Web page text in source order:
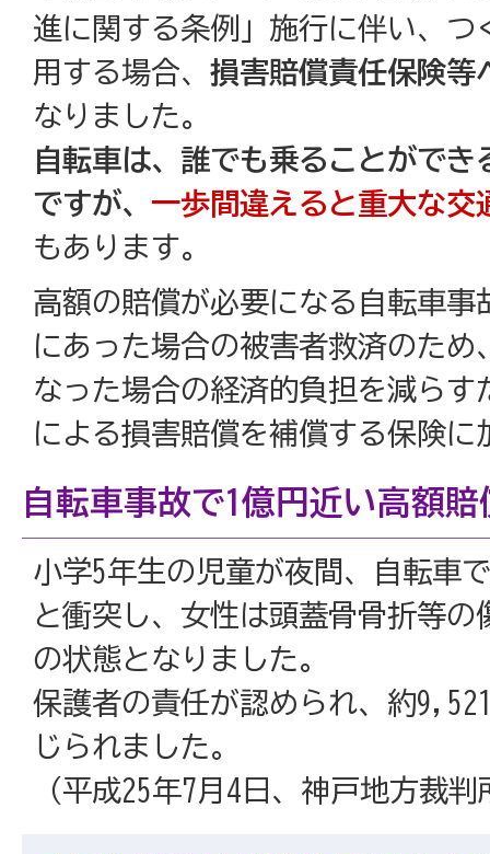
進に関する条例」施行に伴い、つ
用する場合、 損害賠償責任保険等
なりました。
自転車は、誰でも乗ることができ
ですが、 一歩間違えると重大な交
もあります。
高額の賠償が必要になる自転車事
にあった場合の被害者救済のため
なった場合の経済的負担を減らす
による損害賠償を補償する保険に
自転車事故で1億円近い高額
小学5年生の児童が夜間、自転車
と衝突し、女性は頭蓋骨骨折等の
の状態となりました。
保護者の責任が認められ、約
じられました。
（平成25年7月4日、神戸地方裁判